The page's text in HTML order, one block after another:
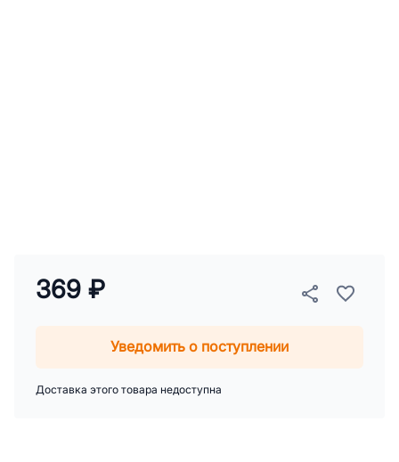
369 ₽
Уведомить о поступлении
Доставка этого товара недоступна